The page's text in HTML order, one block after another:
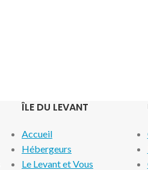
ÎLE DU LEVANT
Accueil
Hébergeurs
Le Levant et Vous